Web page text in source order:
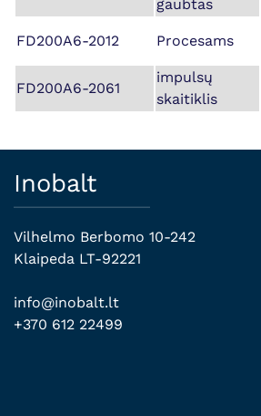
gaubtas
FD200A6-2012 Procesams
FD200A6-2061
impulsų
skaitiklis
Inobalt
Vilhelmo Berbomo 10-242
Klaipeda LT-92221
info@inobalt.lt
+370 612 22499